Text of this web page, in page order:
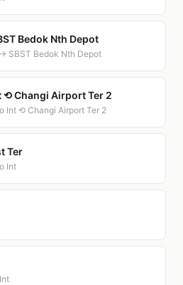
Bedok Nth Depot
SBST Bedok Nth Depot
⟲ Changi Airport Ter 2
Int ⟲ Changi Airport Ter 2
Ter
Int